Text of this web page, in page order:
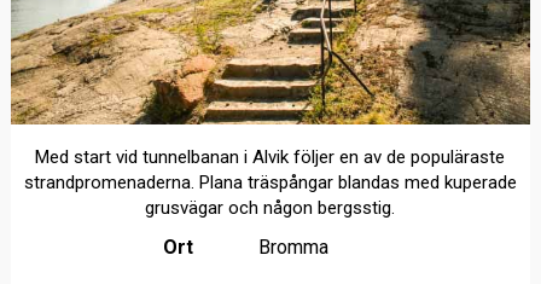
Med start vid tunnelbanan i Alvik följer en av de populäraste
strandpromenaderna. Plana träspångar blandas med kuperade
grusvägar och någon bergsstig.
Ort Bromma